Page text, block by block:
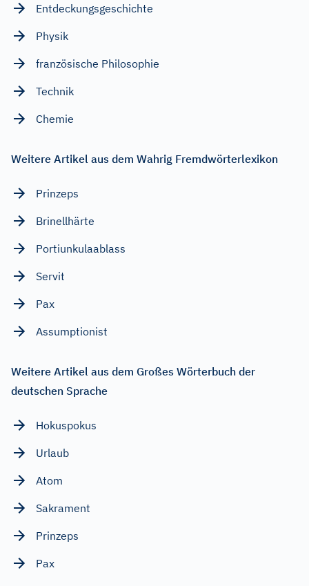
Entdeckungsgeschichte
Physik
französische Philosophie
Technik
Chemie
Weitere Artikel aus dem Wahrig Fremdwörterlexikon
Prinzeps
Brinellhärte
Portiunkulaablass
Servit
Pax
Assumptionist
Weitere Artikel aus dem Großes Wörterbuch der
deutschen Sprache
Hokuspokus
Urlaub
Atom
Sakrament
Prinzeps
Pax